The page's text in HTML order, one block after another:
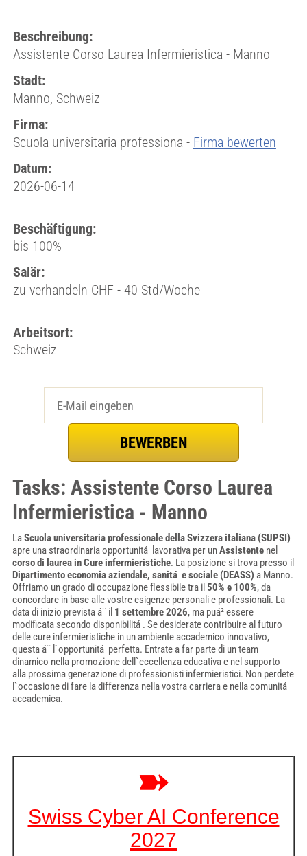
Beschreibung:
Assistente Corso Laurea Infermieristica - Manno
Stadt:
Manno, Schweiz
Firma:
Scuola universitaria professiona - Firma bewerten
Datum:
2026-06-14
Beschäftigung:
bis 100%
Salär:
zu verhandeln CHF - 40 Std/Woche
Arbeitsort:
Schweiz
Tasks: Assistente Corso Laurea
Infermieristica - Manno
LaScuola universitaria professionale della Svizzera italiana (SUPSI)
apre una straordinaria opportunitá lavorativa per unAssistentenel
corso di laurea in Cure infermieristiche. La posizione si trova presso il
Dipartimento economia aziendale, sanitá e sociale (DEASS) a Manno.
Offriamo un grado di occupazione flessibile tra il 50% e 100%, da
concordare in base alle vostre esigenze personali e professionali. La
data di inizio prevista á¨ il 1 settembre 2026, ma puá² essere
modificata secondo disponibilitá . Se desiderate contribuire al futuro
delle cure infermieristiche in un ambiente accademico innovativo,
questa á¨ l`opportunitá perfetta. Entrate a far parte di un team
dinamico nella promozione dell`eccellenza educativa e nel supporto
alla prossima generazione di professionisti infermieristici. Non perdete
l`occasione di fare la differenza nella vostra carriera e nella comunitá
accademica.